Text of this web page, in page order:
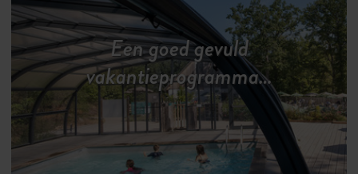
Een goed gevuld
vakantieprogramma…